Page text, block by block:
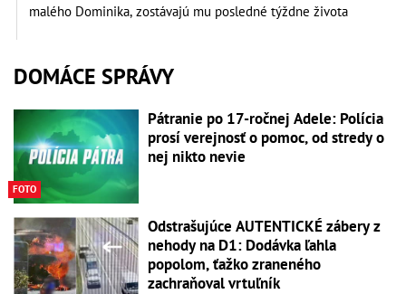
malého Dominika, zostávajú mu posledné týždne života
DOMÁCE SPRÁVY
FOTO
Pátranie po 17-ročnej Adele: Polícia
prosí verejnosť o pomoc, od stredy o
nej nikto nevie
Odstrašujúce AUTENTICKÉ zábery z
nehody na D1: Dodávka ľahla
popolom, ťažko zraneného
zachraňoval vrtuľník